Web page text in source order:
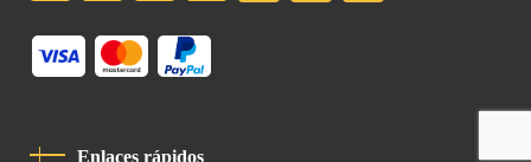
Enlaces rápidos